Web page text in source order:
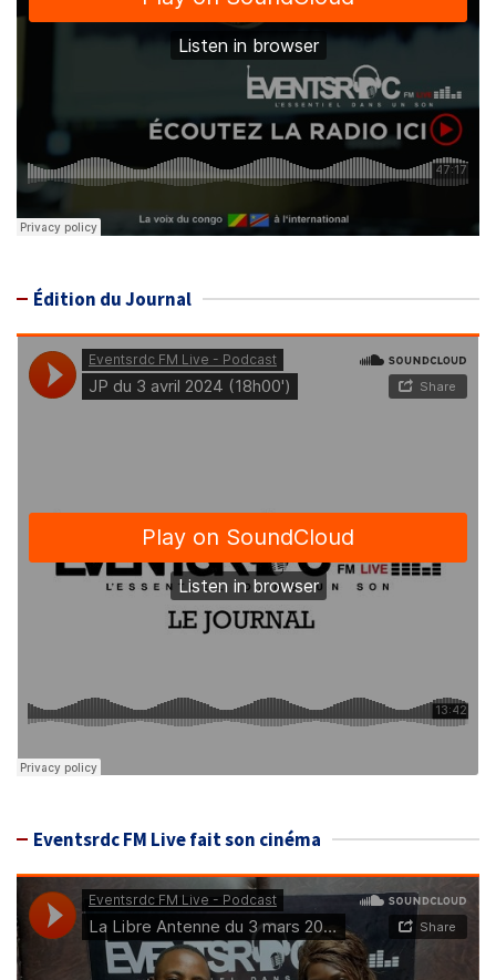
Édition du Journal
Eventsrdc FM Live fait son cinéma